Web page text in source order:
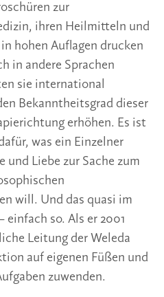
zur
ihren Heilmitteln und
hohen Auflagen drucken
in andere Sprachen
sie international
Bekanntheitsgrad dieser
erhöhen. Es ist
was ein Einzelner
Liebe zur Sache zum
will. Und das quasi im
so. Als er 2001
Leitung der Weleda
auf eigenen Füßen und
zuwenden.